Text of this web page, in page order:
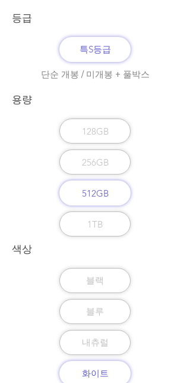
​등급
특S등급
단순 개봉 / 미개봉 + 풀박스
​용량
128GB
256GB
512GB
1TB
색상
블랙
블루
내츄럴
화이트